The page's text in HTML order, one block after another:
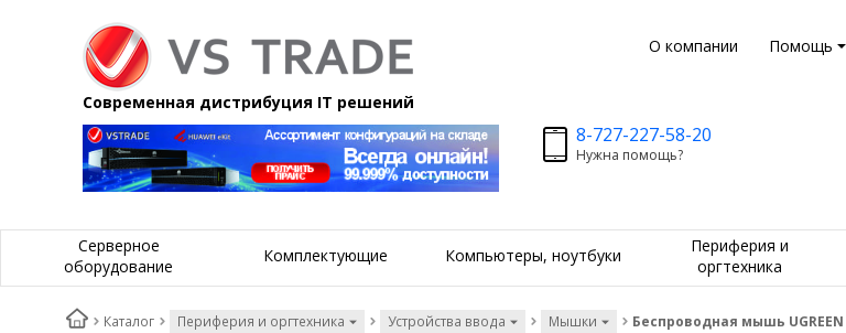
О компании Помощь
Современная дистрибуция IT решений
8-727-227-58-20
Нужна помощь?
Серверное
оборудование
Комплектующие Компьютеры, ноутбуки
Периферия и
оргтехника
Каталог Периферия и оргтехника Устройства ввода Мышки Беспроводная мышь